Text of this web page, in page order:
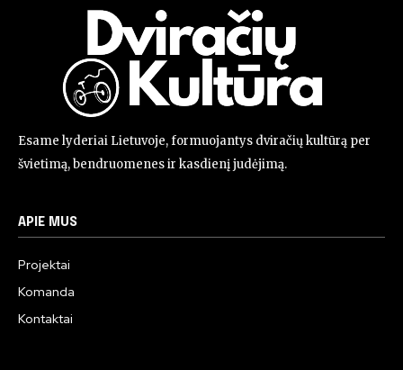
Esame lyderiai Lietuvoje, formuojantys dviračių kultūrą per
švietimą, bendruomenes ir kasdienį judėjimą.
APIE MUS
Projektai
Komanda
Kontaktai